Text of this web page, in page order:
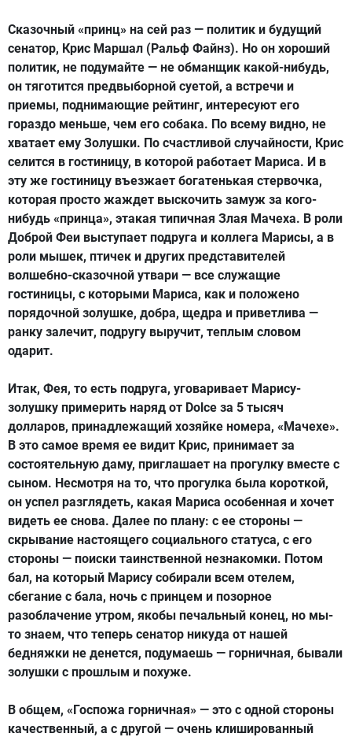
Сказочный «принц» на сей раз — политик и будущий
сенатор, Крис Маршал (Ральф Файнз). Но он хороший
политик, не подумайте — не обманщик какой-нибудь,
он тяготится предвыборной суетой, а встречи и
приемы, поднимающие рейтинг, интересуют его
гораздо меньше, чем его собака. По всему видно, не
хватает ему Золушки. По счастливой случайности, Крис
селится в гостиницу, в которой работает Мариса. И в
эту же гостиницу въезжает богатенькая стервочка,
которая просто жаждет выскочить замуж за кого-
нибудь «принца», этакая типичная Злая Мачеха. В роли
Доброй Феи выступает подруга и коллега Марисы, а в
роли мышек, птичек и других представителей
волшебно-сказочной утвари — все служащие
гостиницы, с которыми Мариса, как и положено
порядочной золушке, добра, щедра и приветлива —
ранку залечит, подругу выручит, теплым словом
одарит.
Итак, Фея, то есть подруга, уговаривает Марису-
золушку примерить наряд от Dolce за 5 тысяч
долларов, принадлежащий хозяйке номера, «Мачехе».
В это самое время ее видит Крис, принимает за
состоятельную даму, приглашает на прогулку вместе с
сыном. Несмотря на то, что прогулка была короткой,
он успел разглядеть, какая Мариса особенная и хочет
видеть ее снова. Далее по плану: с ее стороны —
скрывание настоящего социального статуса, с его
стороны — поиски таинственной незнакомки. Потом
бал, на который Марису собирали всем отелем,
сбегание с бала, ночь с принцем и позорное
разоблачение утром, якобы печальный конец, но мы-
то знаем, что теперь сенатор никуда от нашей
бедняжки не денется, подумаешь — горничная, бывали
золушки с прошлым и похуже.
В общем, «Госпожа горничная» — это с одной стороны
качественный, а с другой — очень клишированный